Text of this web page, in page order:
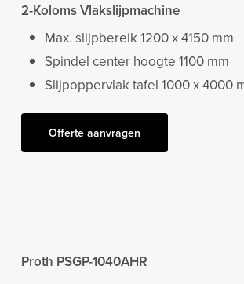
2-Koloms Vlakslijpmachine
Max. slijpbereik 1200 x 4150 mm
Spindel center hoogte 1100 mm
Slijpoppervlak tafel 1000 x 4000
Offerte aanvragen
Proth PSGP-1040AHR